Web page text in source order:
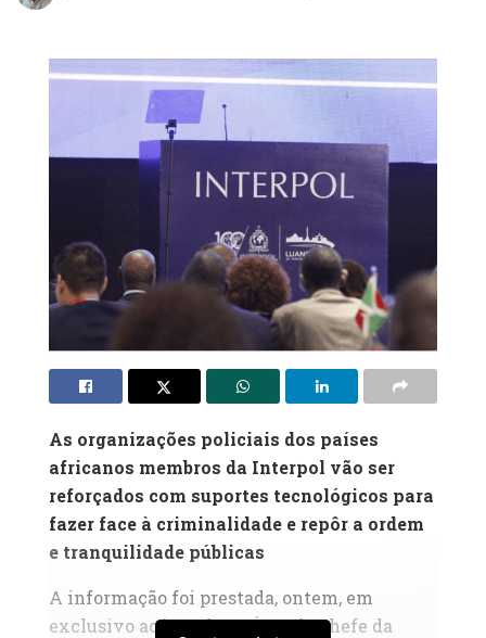
As organizações policiais dos países
africanos membros da Interpol vão ser
reforçados com suportes tecnológicos para
fazer face à criminalidade e repôr a ordem
e tranquilidade públicas
A informação foi prestada, ontem, em
exclusivo ao jornal OPAÍS, pelo chefe da